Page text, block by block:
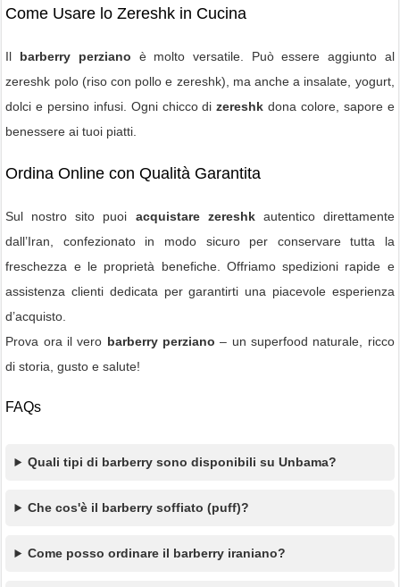
Come Usare lo Zereshk in Cucina
Il barberry perziano è molto versatile. Può essere aggiunto al
zereshk polo(riso con pollo e zereshk), ma anche a insalate, yogurt,
dolci e persino infusi. Ogni chicco dizereshk dona colore, sapore e
benessere ai tuoi piatti.
Ordina Online con Qualità Garantita
Sul nostro sito puoi acquistare zereshkautentico direttamente
dall’Iran, confezionato in modo sicuro per conservare tutta la
freschezza e le proprietà benefiche. Offriamo spedizioni rapide e
assistenza clienti dedicata per garantirti una piacevole esperienza
d’acquisto.
Prova ora il vero barberry perziano – un superfood naturale, ricco
di storia, gusto e salute!
FAQs
Quali tipi di barberry sono disponibili su Unbama?
Che cos'è il barberry soffiato (puff)?
Come posso ordinare il barberry iraniano?